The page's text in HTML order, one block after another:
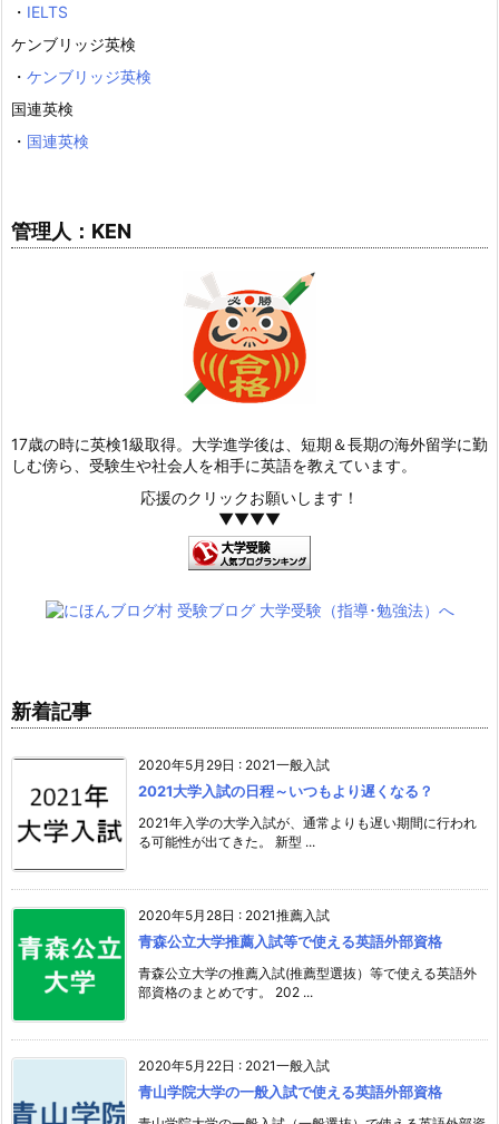
・ IELTS
ケンブリッジ英検
・ ケンブリッジ英検
国連英検
・ 国連英検
管理人：KEN
17歳の時に英検1級取得。大学進学後は、短期＆長期の海外留学に勤
しむ傍ら、受験生や社会人を相手に英語を教えています。
応援のクリックお願いします！
▼▼▼▼
新着記事
2020年5月29日 : 2021一般入試
2021大学入試の日程～いつもより遅くなる？
2021年入学の大学入試が、通常よりも遅い期間に行われ
る可能性が出てきた。 新型 ...
2020年5月28日 : 2021推薦入試
青森公立大学推薦入試等で使える英語外部資格
青森公立大学の推薦入試(推薦型選抜）等で使える英語外
部資格のまとめです。 202 ...
2020年5月22日 : 2021一般入試
青山学院大学の一般入試で使える英語外部資格